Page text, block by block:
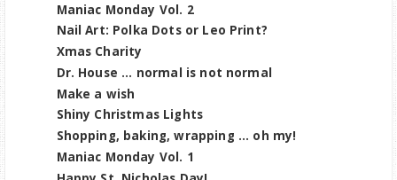
Maniac Monday Vol. 2
Nail Art: Polka Dots or Leo Print?
Xmas Charity
Dr. House ... normal is not normal
Make a wish
Shiny Christmas Lights
Shopping, baking, wrapping ... oh my!
Maniac Monday Vol. 1